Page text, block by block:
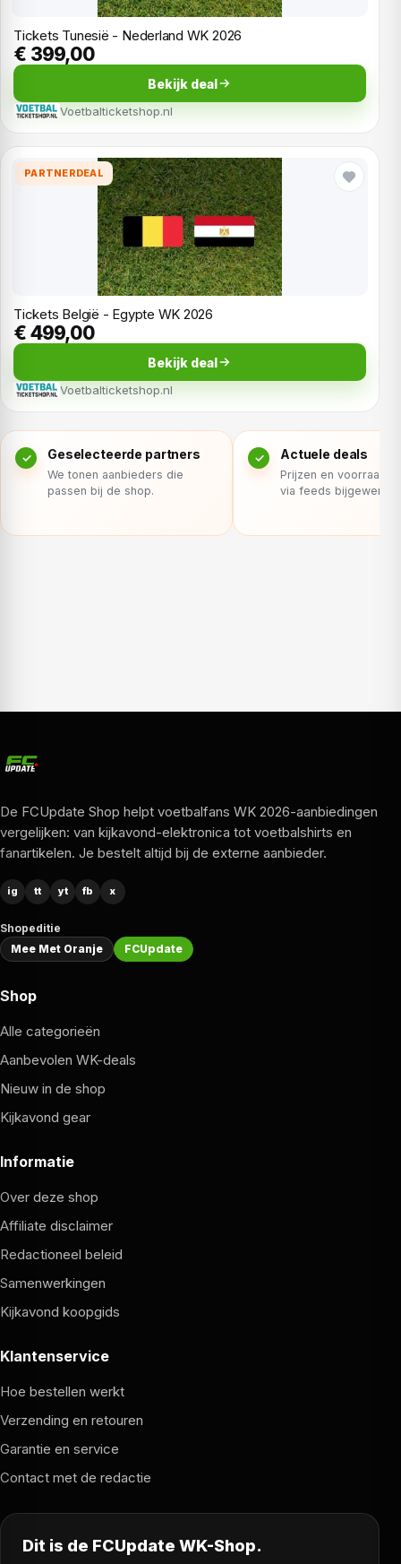
Tickets Tunesië - Nederland WK 2026
€ 399,00
Bekijk deal
Voetbalticketshop.nl
PARTNERDEAL
Tickets België - Egypte WK 2026
€ 499,00
Bekijk deal
Voetbalticketshop.nl
Geselecteerde partners
We tonen aanbieders die
passen bij de shop.
Actuele deals
Prijzen en voorraad
via feeds bijgewerkt.
De FCUpdate Shop helpt voetbalfans WK 2026-aanbiedingen
vergelijken: van kijkavond-elektronica tot voetbalshirts en
fanartikelen. Je bestelt altijd bij de externe aanbieder.
ig tt yt fb x
Shopeditie
Mee Met Oranje
FCUpdate
Shop
Alle categorieën
Aanbevolen WK-deals
Nieuw in de shop
Kijkavond gear
Informatie
Over deze shop
Affiliate disclaimer
Redactioneel beleid
Samenwerkingen
Kijkavond koopgids
Klantenservice
Hoe bestellen werkt
Verzending en retouren
Garantie en service
Contact met de redactie
Dit is de FCUpdate WK-Shop.